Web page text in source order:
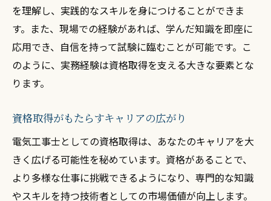
を理解し、実践的なスキルを身につけることができま
す。また、現場での経験があれば、学んだ知識を即座に
応用でき、自信を持って試験に臨むことが可能です。こ
のように、実務経験は資格取得を支える大きな要素とな
ります。
資格取得がもたらすキャリアの広がり
電気工事士としての資格取得は、あなたのキャリアを大
きく広げる可能性を秘めています。資格があることで、
より多様な仕事に挑戦できるようになり、専門的な知識
やスキルを持つ技術者としての市場価値が向上します。